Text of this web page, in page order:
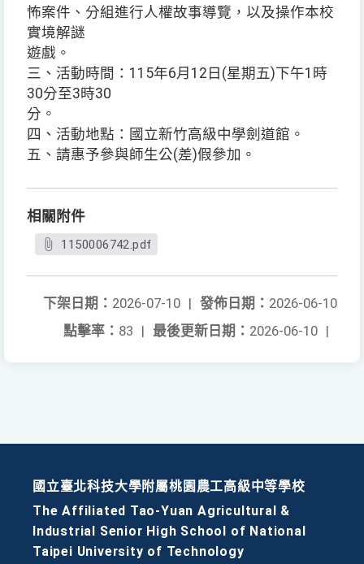
怖案件、分組進行人權故事導覽，以及操作本校
實境解謎
遊戲。
三、活動時間：115年6月12日(星期五)下午1時
30分至3時30
分。
四、活動地點：國立新竹高級中學劍道館。
五、請惠予參與師生公(差)假參加。
相關附件
1150006742.pdf
發佈日期： 2026-06-10
下架日期： 2026-07-10 |
最後更新日期： 2026-06-10 |
點擊率： 83 |
國立臺北科技大學附屬桃園農工高級中等學校
The Affiliated Tao-Yuan Agricultural &
Industrial Senior High School of National
Taipei University of Technology